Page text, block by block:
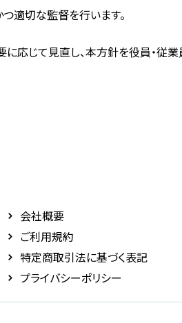
適切な監督を行います。
応じて見直し、本方針を役員・従
会社概要
ご利用規約
特定商取引法に基づく表記
プライバシーポリシー